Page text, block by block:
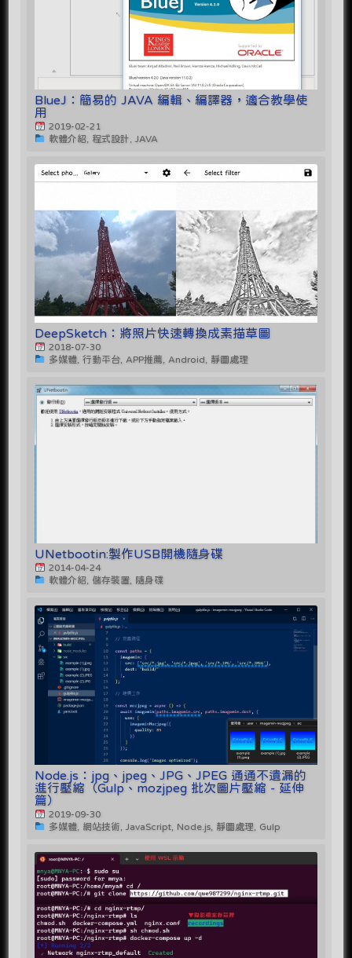
BlueJ：簡易的 JAVA 編輯、編譯器，適合教學使
用
2019-02-21
軟體介紹, 程式設計, JAVA
DeepSketch：將照片快速轉換成素描草圖
2018-07-30
多媒體, 行動平台, APP推薦, Android, 靜圖處理
UNetbootin:製作USB開機隨身碟
2014-04-24
軟體介紹, 儲存裝置, 隨身碟
Node.js：jpg、jpeg、JPG、JPEG 通通不遺漏的
進行壓縮（Gulp、mozjpeg 批次圖片壓縮 - 延伸
篇）
2019-09-30
多媒體, 網站技術, JavaScript, Node.js, 靜圖處理, Gulp